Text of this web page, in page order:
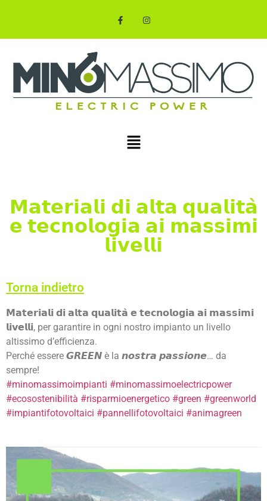
𝗠𝗮𝘁𝗲𝗿𝗶𝗮𝗹𝗶 𝗱𝗶 𝗮𝗹𝘁𝗮 𝗾𝘂𝗮𝗹𝗶𝘁𝗮̀
𝗲 𝘁𝗲𝗰𝗻𝗼𝗹𝗼𝗴𝗶𝗮 𝗮𝗶 𝗺𝗮𝘀𝘀𝗶𝗺𝗶
𝗹𝗶𝘃𝗲𝗹𝗹𝗶
Torna indietro
𝗠𝗮𝘁𝗲𝗿𝗶𝗮𝗹𝗶 𝗱𝗶 𝗮𝗹𝘁𝗮 𝗾𝘂𝗮𝗹𝗶𝘁𝗮̀ 𝗲 𝘁𝗲𝗰𝗻𝗼𝗹𝗼𝗴𝗶𝗮 𝗮𝗶 𝗺𝗮𝘀𝘀𝗶𝗺𝗶
𝗹𝗶𝘃𝗲𝗹𝗹𝗶, per garantire in ogni nostro impianto un livello
altissimo d’efficienza.
Perché essere 𝙂𝙍𝙀𝙀𝙉 è la 𝙣𝙤𝙨𝙩𝙧𝙖 𝙥𝙖𝙨𝙨𝙞𝙤𝙣𝙚… da
sempre!
#minomassimoimpianti #minomassimoelectricpower
#ecosostenibilità #risparmioenergetico #green #greenworld
#impiantifotovoltaici #pannellifotovoltaici #animagreen